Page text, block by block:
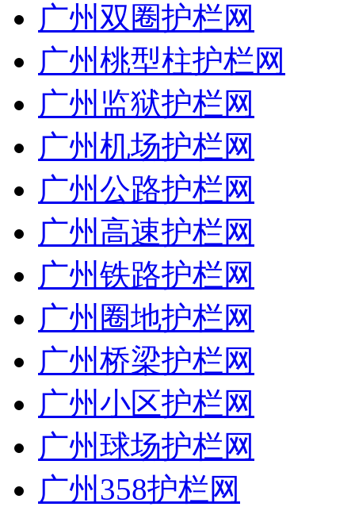
广州双圈护栏网
广州桃型柱护栏网
广州监狱护栏网
广州机场护栏网
广州公路护栏网
广州高速护栏网
广州铁路护栏网
广州圈地护栏网
广州桥梁护栏网
广州小区护栏网
广州球场护栏网
广州358护栏网